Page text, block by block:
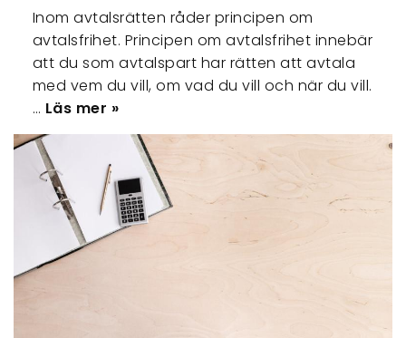
Inom avtalsrätten råder principen om
avtalsfrihet. Principen om avtalsfrihet innebär
att du som avtalspart har rätten att avtala
med vem du vill, om vad du vill och när du vill.
… Läs mer »